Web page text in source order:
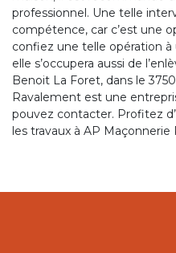
professionnel. Une telle
compétence, car c’est une
confiez une telle opération
elle s’occupera aussi de
Benoit La Foret, dans le
Ravalement est une
pouvez contacter. Profitez
les travaux à AP Maçonnerie